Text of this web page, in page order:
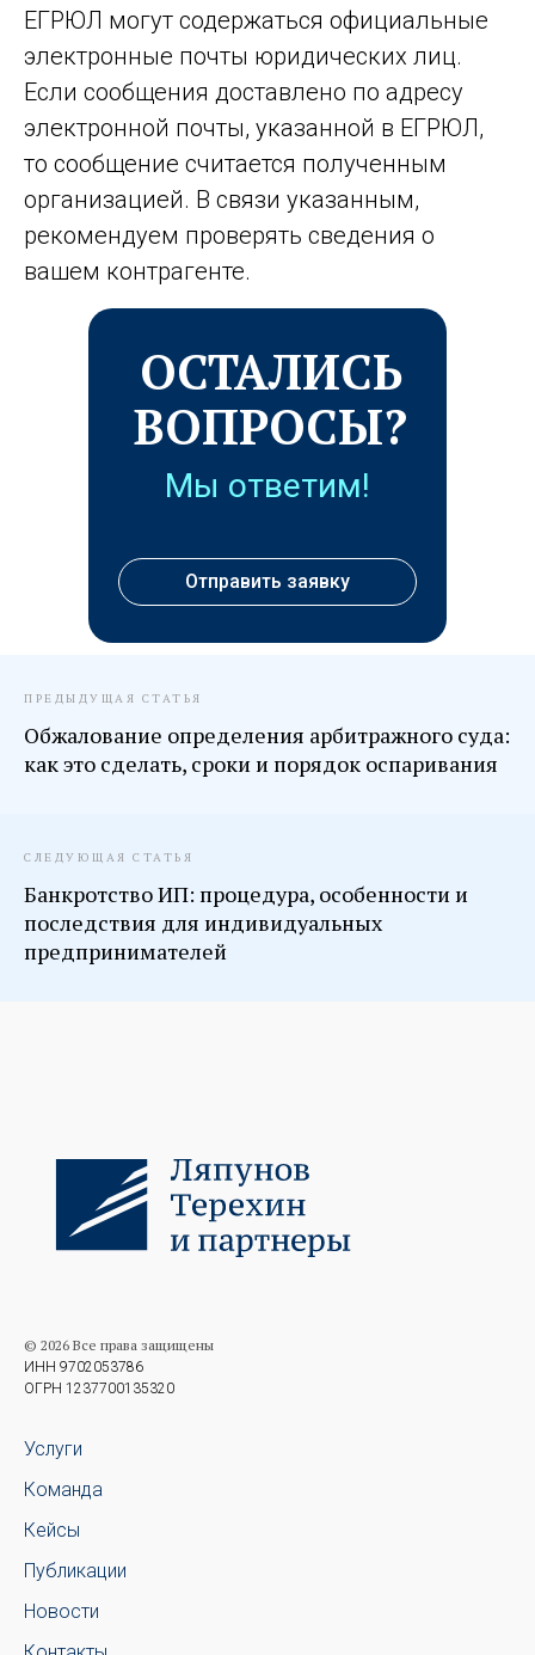
ЕГРЮЛ могут содержаться официальные
электронные почты юридических лиц.
Если сообщения доставлено по адресу
электронной почты, указанной в ЕГРЮЛ,
то сообщение считается полученным
организацией. В связи указанным,
рекомендуем проверять сведения о
вашем контрагенте.
ОСТАЛИСЬ
ВОПРОСЫ?
Мы ответим!
Отправить заявку
ПРЕДЫДУЩАЯ СТАТЬЯ
Обжалование определения арбитражного суда:
как это сделать, сроки и порядок оспаривания
СЛЕДУЮЩАЯ СТАТЬЯ
Банкротство ИП: процедура, особенности и
последствия для индивидуальных
предпринимателей
© 2026 Все права защищены
ИНН 9702053786
ОГРН 1237700135320
Услуги
Команда
Кейсы
Публикации
Новости